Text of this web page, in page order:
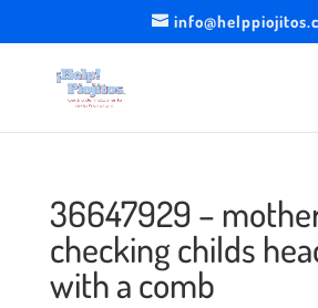
36647929 –
checking childs
with a comb